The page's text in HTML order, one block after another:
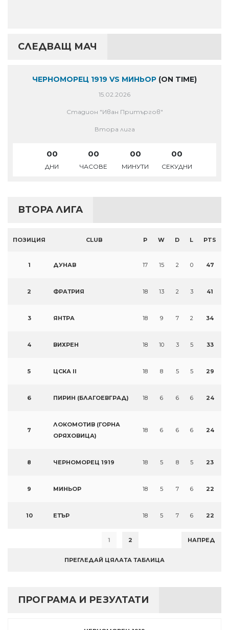
СЛЕДВАЩ МАЧ
ЧЕРНОМОРЕЦ 1919 VS МИНЬОР (ON TIME)
15.02.2026
Стадион "Иван Притъргов"
Втора лига
00
ДНИ
00
ЧАСОВЕ
00
МИНУТИ
00
СЕКУДНИ
ВТОРА ЛИГА
ПОЗИЦИЯ CLUB P W D L PTS
1 ДУНАВ 17 15 2 0 47
2 ФРАТРИЯ 18 13 2 3 41
3 ЯНТРА 18 9 7 2 34
4 ВИХРЕН 18 10 3 5 33
5 ЦСКА II 18 8 5 5 29
6 ПИРИН (БЛАГОЕВГРАД) 18 6 6 6 24
7
ЛОКОМОТИВ (ГОРНА
ОРЯХОВИЦА)
18 6 6 6 24
8 ЧЕРНОМОРЕЦ 1919 18 5 8 5 23
9 МИНЬОР 18 5 7 6 22
10 ЕТЪР 18 5 7 6 22
1 2 НАПРЕД
ПРЕГЛЕДАЙ ЦЯЛАТА ТАБЛИЦА
ПРОГРАМА И РЕЗУЛТАТИ